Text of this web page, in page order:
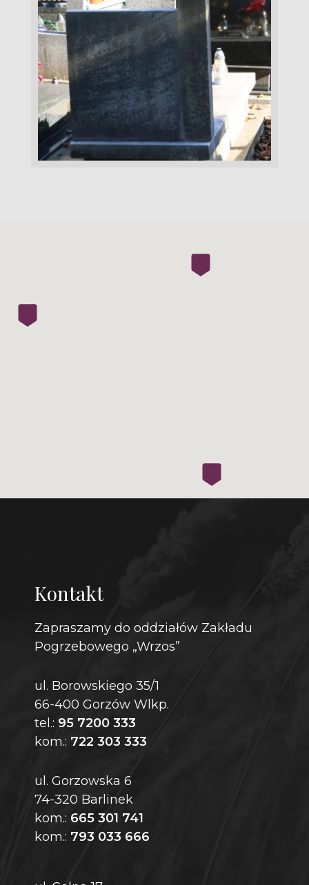
Kontakt
Zapraszamy do oddziałów Zakładu
Pogrzebowego „Wrzos”
ul. Borowskiego 35/1
66-400 Gorzów Wlkp.
tel.: 95 7200 333
kom.: 722 303 333
ul. Gorzowska 6
74-320 Barlinek
kom.: 665 301 741
kom.: 793 033 666